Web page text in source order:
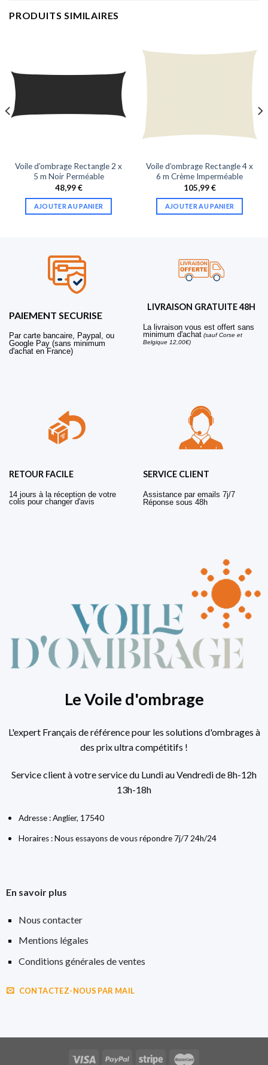
PRODUITS SIMILAIRES
Voile d’ombrage Rectangle 2 x
5 m Noir Perméable
48,99€
AJOUTER AU PANIER
Voile d’ombrage Rectangle 4 x
6 m Crème Imperméable
105,99€
AJOUTER AU PANIER
PAIEMENT SECURISE
Par carte bancaire, Paypal, ou
Google Pay (sans minimum
d'achat en France)
LIVRAISON GRATUITE 48H
La livraison vous est offert sans
minimum d'achat (sauf Corse et
Belgique 12,00€)
RETOUR FACILE
14 jours à la réception de votre
colis pour changer d'avis
SERVICE CLIENT
Assistance par emails 7j/7
Réponse sous 48h
Le Voile d'ombrage
L'expert Français de référence pour les solutions d'ombrages à
des prix ultra compétitifs !
Service client à votre service du Lundi au Vendredi de 8h-12h
13h-18h
Adresse : Anglier, 17540
Horaires : Nous essayons de vous répondre 7j/7 24h/24
En savoir plus
Nous contacter
Mentions légales
Conditions générales de ventes
CONTACTEZ-NOUS PAR MAIL